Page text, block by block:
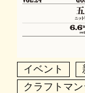
イベント
クラフトマ